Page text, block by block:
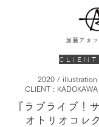
加藤アカツ
CLIENT
2020 / illustration
CLIENT :
『ラブライブ！
オトリオコレ